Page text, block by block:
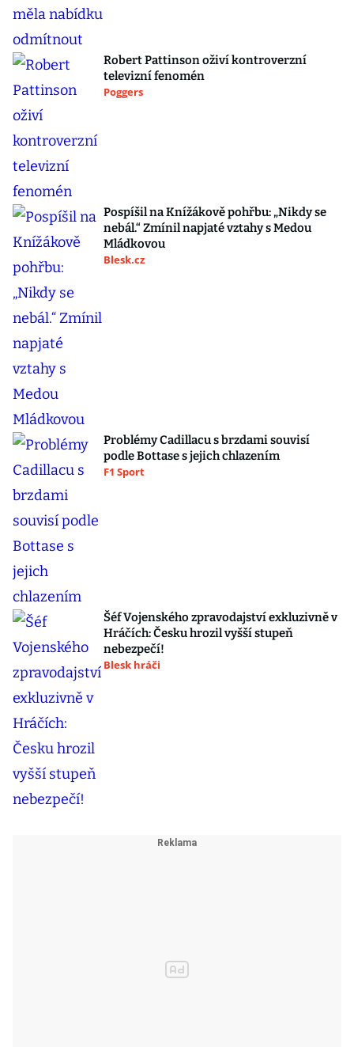
Robert Pattinson oživí kontroverzní
televizní fenomén
Poggers
Pospíšil na Knížákově pohřbu: „Nikdy se
nebál.“ Zmínil napjaté vztahy s Medou
Mládkovou
Blesk.cz
Problémy Cadillacu s brzdami souvisí
podle Bottase s jejich chlazením
F1 Sport
Šéf Vojenského zpravodajství exkluzivně v
Hráčích: Česku hrozil vyšší stupeň
nebezpečí!
Blesk hráči